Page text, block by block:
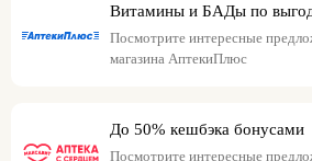
Витамины и БАДы по
Посмотрите интересные
магазина АптекиПлюс
До 50% кешбэка бонусами
Посмотрите интересные